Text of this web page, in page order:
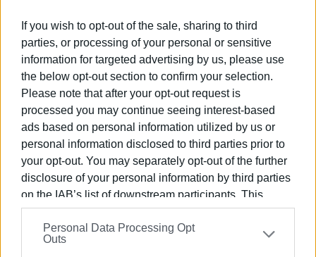
If you wish to opt-out of the sale, sharing to third
parties, or processing of your personal or sensitive
information for targeted advertising by us, please use
the below opt-out section to confirm your selection.
Please note that after your opt-out request is
processed you may continue seeing interest-based
ads based on personal information utilized by us or
personal information disclosed to third parties prior to
your opt-out. You may separately opt-out of the further
disclosure of your personal information by third parties
on the IAB’s list of downstream participants. This
information may also be disclosed by us to third parties
on theIAB’s List of Downstream Participants
that may
further disclose it to other third parties.
Personal Data Processing Opt
Outs
Θεσπρωτίας κ. Στυλιανός Οικονόμου, οι Διευθυντές της
Κέρκυρας κ.κ. Στέφανος Τσιλιμπάρης και Φίλιππος
Τρούσας, άλλα στελέχη της Τράπεζας, και πολλοί άλλοι.
Η παρουσία δεκάδων συμπολιτών, απογόνων των